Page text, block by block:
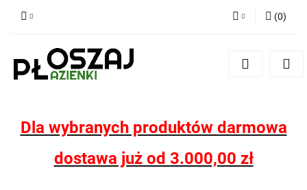
(0)
Dla wybranych produktów darmowa
dostawa już od 3.000,00 zł